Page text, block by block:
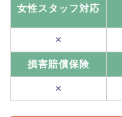
女性スタッフ対応
×
損害賠償保険
×